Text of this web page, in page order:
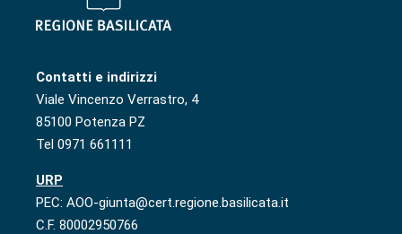
Contatti e indirizzi
Viale Vincenzo Verrastro, 4
85100 Potenza PZ
Tel 0971 661111
URP
PEC: AOO-giunta@cert.regione.basilicata.it
C.F. 80002950766